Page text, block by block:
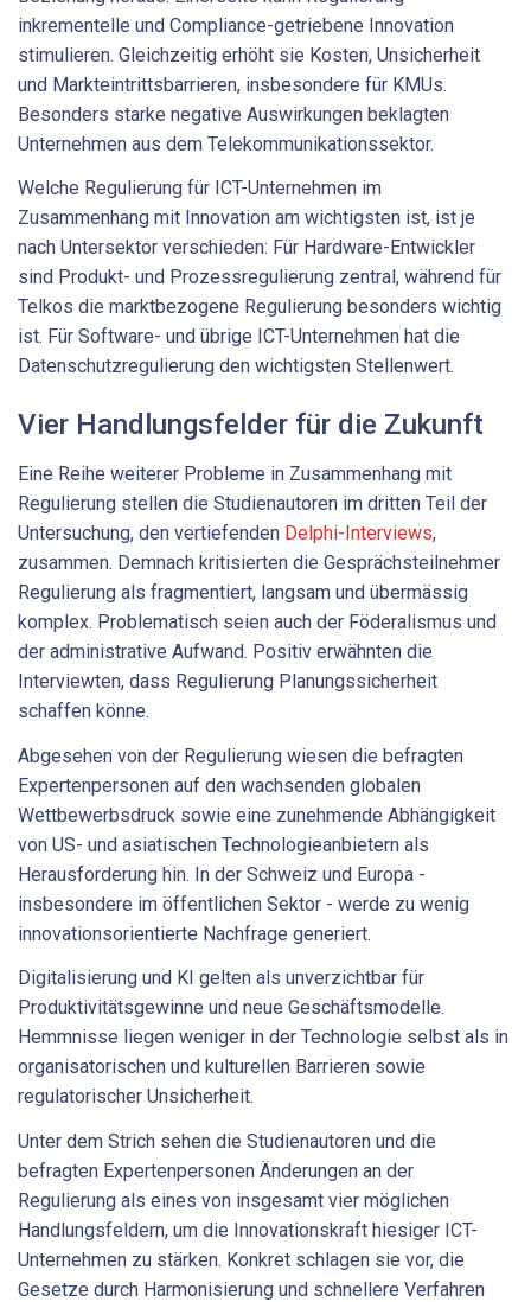
inkrementelle und Compliance-getriebene Innovation
stimulieren. Gleichzeitig erhöht sie Kosten, Unsicherheit
und Markteintrittsbarrieren, insbesondere für KMUs.
Besonders starke negative Auswirkungen beklagten
Unternehmen aus dem Telekommunikationssektor.
Welche Regulierung für ICT-Unternehmen im
Zusammenhang mit Innovation am wichtigsten ist, ist je
nach Untersektor verschieden: Für Hardware-Entwickler
sind Produkt- und Prozessregulierung zentral, während für
Telkos die marktbezogene Regulierung besonders wichtig
ist. Für Software- und übrige ICT-Unternehmen hat die
Datenschutzregulierung den wichtigsten Stellenwert.
Vier Handlungsfelder für die Zukunft
Eine Reihe weiterer Probleme in Zusammenhang mit
Regulierung stellen die Studienautoren im dritten Teil der
Untersuchung, den vertiefenden Delphi-Interviews,
zusammen. Demnach kritisierten die Gesprächsteilnehmer
Regulierung als fragmentiert, langsam und übermässig
komplex. Problematisch seien auch der Föderalismus und
der administrative Aufwand. Positiv erwähnten die
Interviewten, dass Regulierung Planungssicherheit
schaffen könne.
Abgesehen von der Regulierung wiesen die befragten
Expertenpersonen auf den wachsenden globalen
Wettbewerbsdruck sowie eine zunehmende Abhängigkeit
von US- und asiatischen Technologieanbietern als
Herausforderung hin. In der Schweiz und Europa -
insbesondere im öffentlichen Sektor - werde zu wenig
innovationsorientierte Nachfrage generiert.
Digitalisierung und KI gelten als unverzichtbar für
Produktivitätsgewinne und neue Geschäftsmodelle.
Hemmnisse liegen weniger in der Technologie selbst als in
organisatorischen und kulturellen Barrieren sowie
regulatorischer Unsicherheit.
Unter dem Strich sehen die Studienautoren und die
befragten Expertenpersonen Änderungen an der
Regulierung als eines von insgesamt vier möglichen
Handlungsfeldern, um die Innovationskraft hiesiger ICT-
Unternehmen zu stärken. Konkret schlagen sie vor, die
Gesetze durch Harmonisierung und schnellere Verfahren